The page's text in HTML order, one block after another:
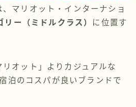
、マリオット・インターナショ
ー（ミドルクラス） に位置す
オット」よりカジュアルな
泊のコスパが良いブランドで